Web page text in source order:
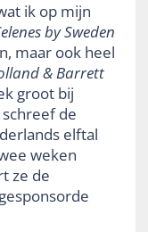
ik op mijn
bySweden
maar ook heel
& Barrett
groot bij
de
elftal
weken
ze de